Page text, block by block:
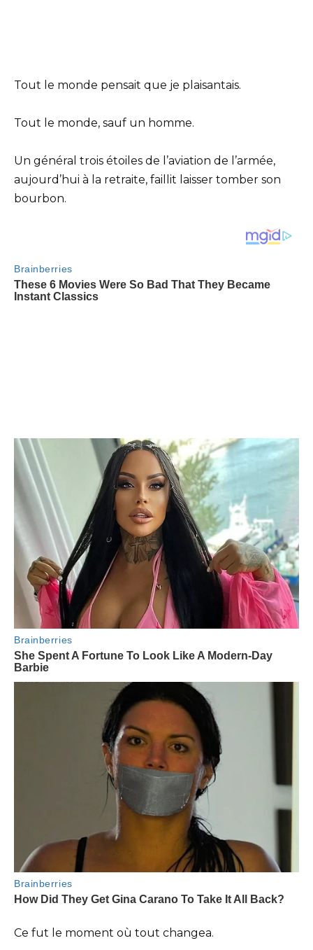
Tout le monde pensait que je plaisantais.
Tout le monde, sauf un homme.
Un général trois étoiles de l’aviation de l’armée,
aujourd’hui à la retraite, faillit laisser tomber son
bourbon.
Ce fut le moment où tout changea.